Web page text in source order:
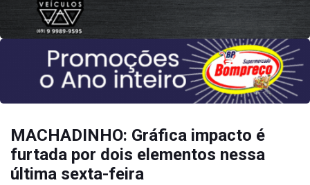
MACHADINHO: Gráfica impacto é
furtada por dois elementos nessa
última sexta-feira